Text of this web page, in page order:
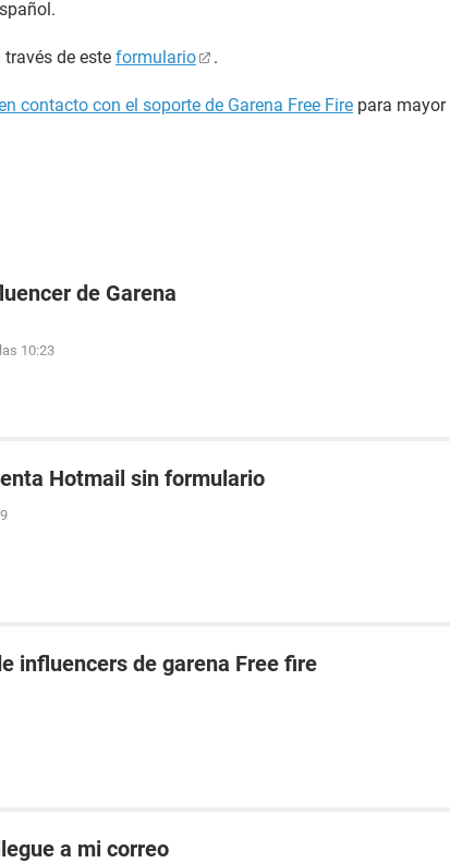
de este formulario .
contacto con el soporte de Garena Free Fire para mayor
de Garena
10:23
Hotmail sin formulario
influencers de garena Free fire
a mi correo